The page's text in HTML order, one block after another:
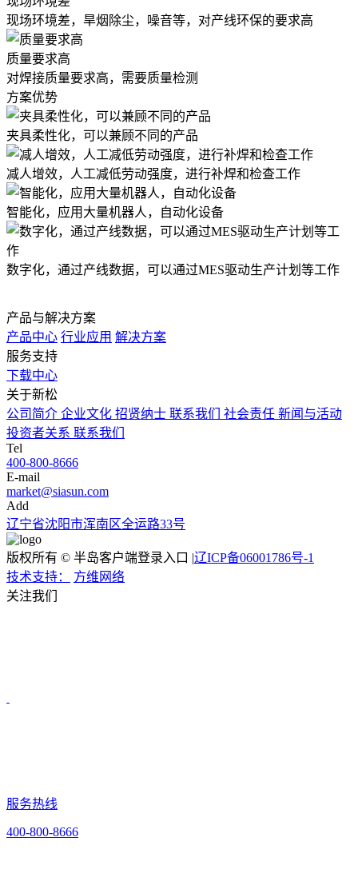
现场环境差，旱烟除尘，噪音等，对产线环保的要求高
质量要求高
对焊接质量要求高，需要质量检测
方案优势
夹具柔性化，可以兼顾不同的产品
减人增效，人工减低劳动强度，进行补焊和检查工作
智能化，应用大量机器人，自动化设备
数字化，通过产线数据，可以通过MES驱动生产计划等工作
产品与解决方案
产品中心 行业应用 解决方案
服务支持
下载中心
关于新松
公司简介 企业文化 招贤纳士 联系我们 社会责任 新闻与活动
投资者关系 联系我们
Tel
400-800-8666
E-mail
market@siasun.com
Add
辽宁省沈阳市浑南区全运路33号
版权所有 © 半岛客户端登录入口 |辽ICP备06001786号-1
技术支持：
方维网络
关注我们
服务热线
400-800-8666